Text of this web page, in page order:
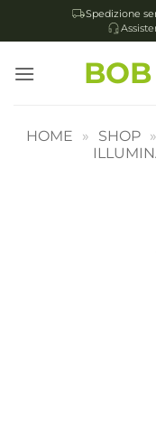
Spedizione
HOME » SHOP »